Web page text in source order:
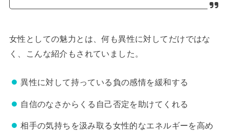
女性としての魅力とは、何も異性に対してだけではな
く、こんな紹介もされていました。
異性に対して持っている負の感情を緩和する
自信のなさからくる自己否定を助けてくれる
相手の気持ちを汲み取る女性的なエネルギーを高め